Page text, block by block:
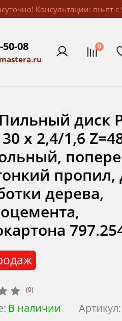
Консультации: пн-пт
50-08 0
(0)
Артикул:
В наличии
диск
x 2,4/1,6
пропил,
дерева,